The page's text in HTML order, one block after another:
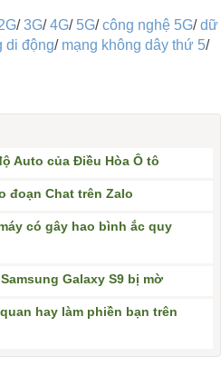
/3G/4G/ 5G/công nghệ 5G/dữ
di động/ mạng không dây thứ 5/
Auto của Điều Hòa Ô tô
đoạn Chat trên Zalo
có gây hao bình ắc quy
Galaxy S9 bị mờ
hay làm phiền bạn trên